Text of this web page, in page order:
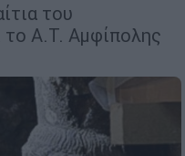
του
το Α.Τ. Αμφίπολης